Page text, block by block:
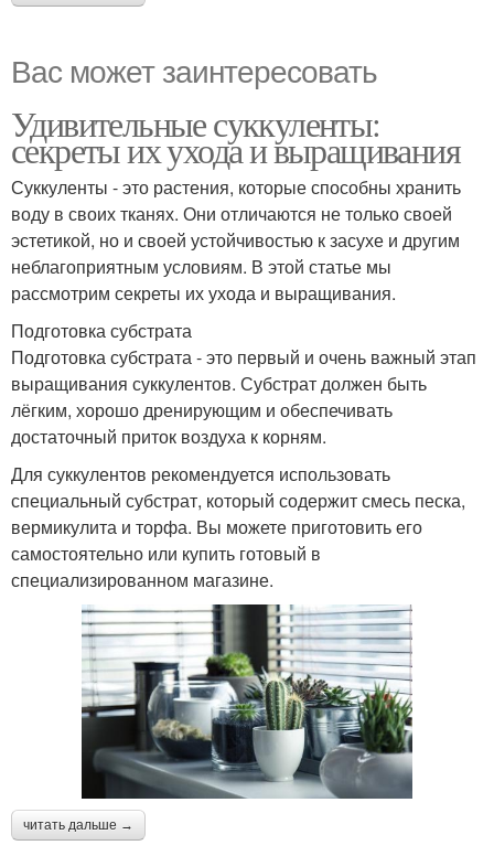
Вас может заинтересовать
Удивительные суккуленты:
секреты их ухода и выращивания
Суккуленты - это растения, которые способны хранить
воду в своих тканях. Они отличаются не только своей
эстетикой, но и своей устойчивостью к засухе и другим
неблагоприятным условиям. В этой статье мы
рассмотрим секреты их ухода и выращивания.
Подготовка субстрата
Подготовка субстрата - это первый и очень важный этап
выращивания суккулентов. Субстрат должен быть
лёгким, хорошо дренирующим и обеспечивать
достаточный приток воздуха к корням.
Для суккулентов рекомендуется использовать
специальный субстрат, который содержит смесь песка,
вермикулита и торфа. Вы можете приготовить его
самостоятельно или купить готовый в
специализированном магазине.
читать дальше →